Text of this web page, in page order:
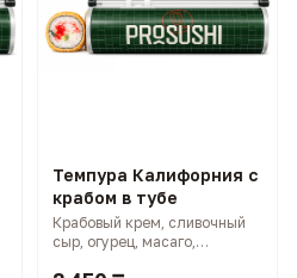
Темпура Калифорния с
крабом в тубе
Крабовый крем, сливочный
сыр, огурец, масаго,